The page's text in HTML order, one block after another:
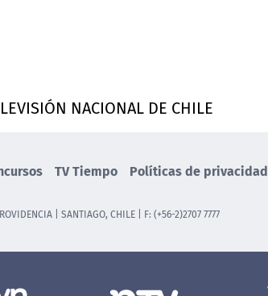
NACIONAL DE CHILE
TV Tiempo Políticas de privacidad
| SANTIAGO, CHILE | F: (+56-2)2707 7777